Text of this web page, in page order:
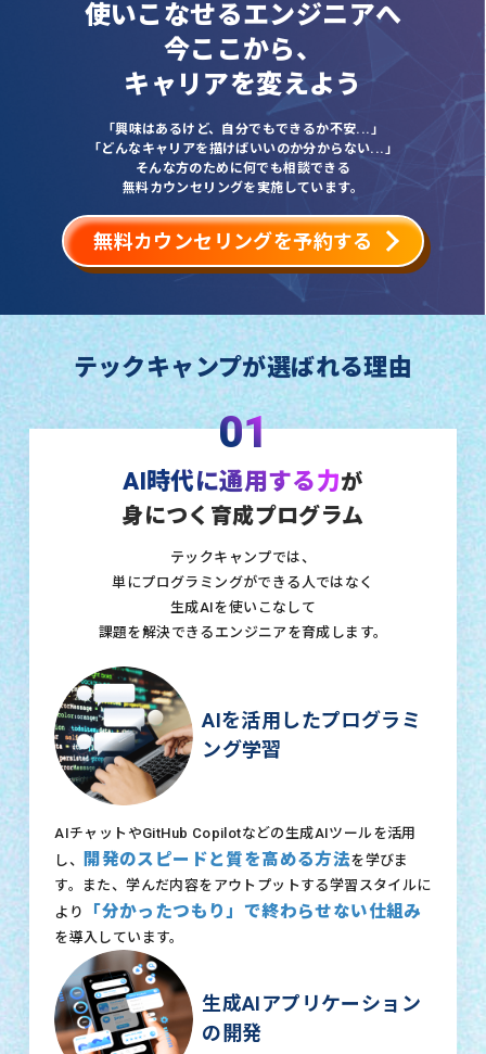
使いこなせるエンジニアへ
今ここから、
キャリアを変えよう
「興味はあるけど、自分でもできるか不安...」
「どんなキャリアを描けばいいのか分からない...」
そんな方のために何でも相談できる
無料カウンセリングを実施しています。
無料カウンセリングを予約する
テックキャンプが選ばれる理由
01
AI時代に通用する力が
身につく育成プログラム
テックキャンプでは、
単にプログラミングができる人ではなく
生成AIを使いこなして
課題を解決できるエンジニアを育成します。
AIを活用したプログラミ
ング学習
AIチャットやGitHub Copilotなどの生成AIツールを活用
し、
開発のスピードと質を高める方法を学びま
す。また、学んだ内容をアウトプットする学習スタイルに
より
「分かったつもり」で終わらせない仕組み
を導入しています。
生成AIアプリケーション
の開発